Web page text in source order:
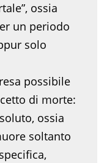
ossia
un periodo
solo
possibile
di morte:
ossia
soltanto